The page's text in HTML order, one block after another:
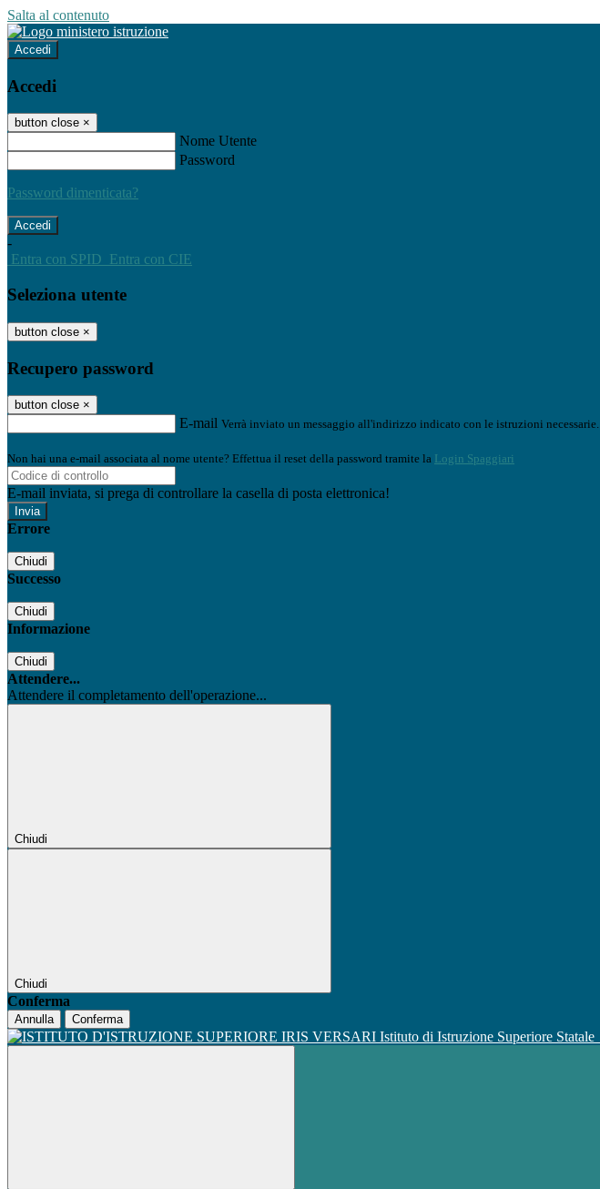
Salta al contenuto
Accedi
Accedi
button close ×
Nome Utente
Password
Password dimenticata?
-
Entra con SPID Entra con CIE
Seleziona utente
button close ×
Recupero password
button close ×
E-mail Verrà inviato un messaggio all'indirizzo indicato con le istruzioni necessarie.
Non hai una e-mail associata al nome utente? Effettua il reset della password tramite la Login Spaggiari
E-mail inviata, si prega di controllare la casella di posta elettronica!
Errore
Chiudi
Successo
Chiudi
Informazione
Chiudi
Attendere...
Attendere il completamento dell'operazione...
Chiudi
Chiudi
Conferma
Annulla Conferma
Istituto di Istruzione Superiore Statale